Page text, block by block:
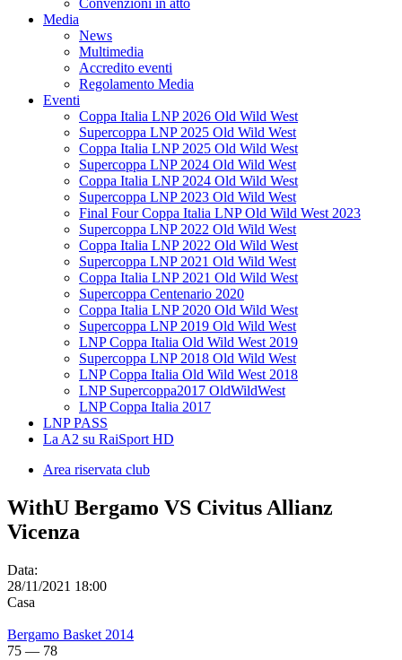
Convenzioni in atto
Media
News
Multimedia
Accredito eventi
Regolamento Media
Eventi
Coppa Italia LNP 2026 Old Wild West
Supercoppa LNP 2025 Old Wild West
Coppa Italia LNP 2025 Old Wild West
Supercoppa LNP 2024 Old Wild West
Coppa Italia LNP 2024 Old Wild West
Supercoppa LNP 2023 Old Wild West
Final Four Coppa Italia LNP Old Wild West 2023
Supercoppa LNP 2022 Old Wild West
Coppa Italia LNP 2022 Old Wild West
Supercoppa LNP 2021 Old Wild West
Coppa Italia LNP 2021 Old Wild West
Supercoppa Centenario 2020
Coppa Italia LNP 2020 Old Wild West
Supercoppa LNP 2019 Old Wild West
LNP Coppa Italia Old Wild West 2019
Supercoppa LNP 2018 Old Wild West
LNP Coppa Italia Old Wild West 2018
LNP Supercoppa2017 OldWildWest
LNP Coppa Italia 2017
LNP PASS
La A2 su RaiSport HD
Area riservata club
WithU Bergamo VS Civitus Allianz
Vicenza
Data:
28/11/2021 18:00
Casa
Bergamo Basket 2014
75 — 78